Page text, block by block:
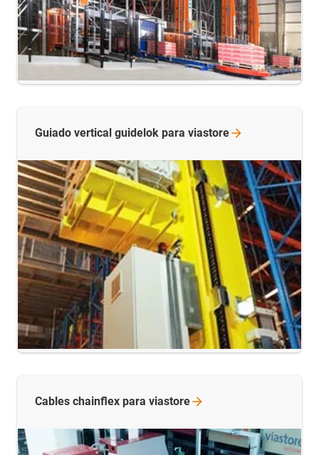
Guiado vertical guidelok para viastore
Cables chainflex para viastore